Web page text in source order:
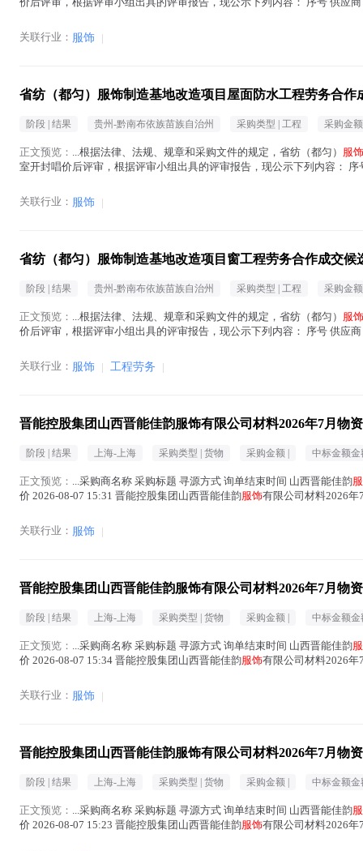
关联行业： 服饰 |
省纺（都匀）服饰制造基地改造项目屋面防水工程劳务合作
阶段 | 结果 贵州-黔南布依族苗族自治州 采购类型 | 工程 采购金
正文预览： ...根据法律、法规、规章和采购文件的规定，省纺（都匀） 服饰
室开封唱价后评审，根据评审小组出具的评审报告，现公示下列内容：
关联行业： 服饰 |
省纺（都匀）服饰制造基地改造项目窗工程劳务合作成交候
阶段 | 结果 贵州-黔南布依族苗族自治州 采购类型 | 工程 采购金
正文预览： ...根据法律、法规、规章和采购文件的规定，省纺（都匀） 服饰
价后评审，根据评审小组出具的评审报告，现公示下列内容： 序号 供应
关联行业： 服饰 | 工程劳务 |
晋能控股集团山西晋能佳韵服饰有限公司材料2026年7月物
阶段 | 结果 上海-上海 采购类型 | 货物 采购金额 | 中标金额金
正文预览： ...采购商名称 采购标题 寻源方式 询单结束时间 山西晋能佳韵
价 2026-08-07 15:31 晋能控股集团山西晋能佳韵服饰有限公司材料2026年
关联行业： 服饰 |
晋能控股集团山西晋能佳韵服饰有限公司材料2026年7月物
阶段 | 结果 上海-上海 采购类型 | 货物 采购金额 | 中标金额金
正文预览： ...采购商名称 采购标题 寻源方式 询单结束时间 山西晋能佳韵
价 2026-08-07 15:34 晋能控股集团山西晋能佳韵服饰有限公司材料2026年
关联行业： 服饰 |
晋能控股集团山西晋能佳韵服饰有限公司材料2026年7月物
阶段 | 结果 上海-上海 采购类型 | 货物 采购金额 | 中标金额金
正文预览： ...采购商名称 采购标题 寻源方式 询单结束时间 山西晋能佳韵
价 2026-08-07 15:23 晋能控股集团山西晋能佳韵服饰有限公司材料2026年